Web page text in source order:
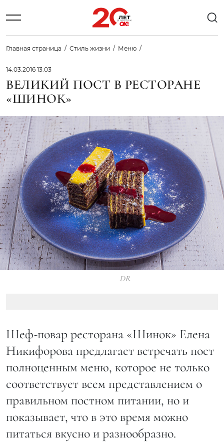
Главная страница Стиль жизни Меню
14.03.2016 13:03
ВЕЛИКИЙ ПОСТ В РЕСТОРАНЕ
«ШИНОК»
DR
Шеф-повар ресторана «Шинок» Елена
Никифорова предлагает встречать пост
полноценным меню, которое не только
соответствует всем представлением о
правильном постном питании, но и
показывает, что в это время можно
питаться вкусно и разнообразно.